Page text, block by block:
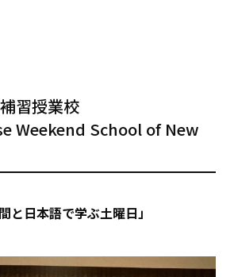
習授業校
Weekend School of New
と日本語で学ぶ土曜日」